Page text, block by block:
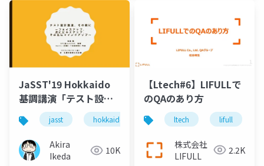
JaSST'19 Hokkaido
基調講演「テスト設計
技法、その前に～フェ
イスアップ、次にビル
ドアップ、その先にマ
インドアップ～」
jasst hokkaido ソフトウェアテスト
Akira
Ikeda
10K
【Ltech#6】LIFULLで
のQAのあり方
ltech lifull
株式会社
LIFULL
2.2K